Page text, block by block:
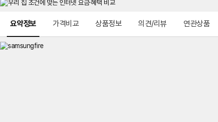
요약정보 가격비교 상품정보 의견/리뷰 연관상품